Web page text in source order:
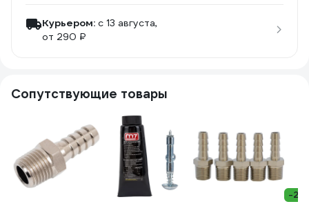
Курьером: c 13 августа,
от 290 ₽
Сопутствующие товары
-21%